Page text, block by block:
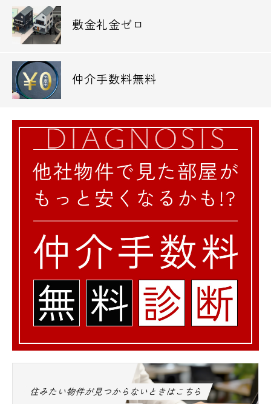
敷金礼金ゼロ
仲介手数料無料
住みたい物件が見つからないときはこちら